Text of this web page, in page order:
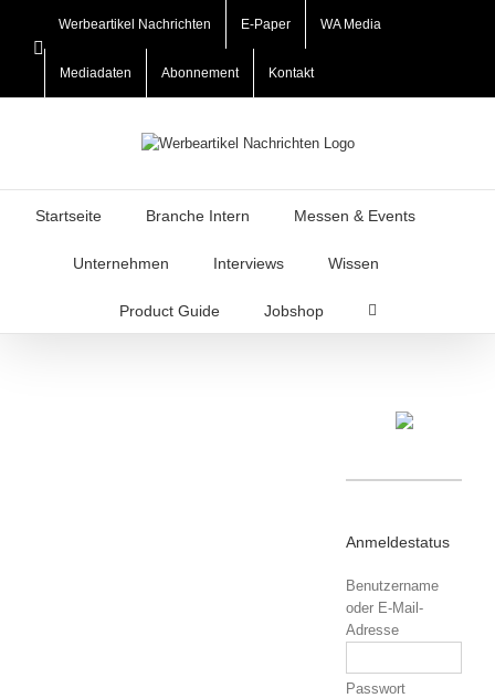
springenLinkedIn
Werbeartikel Nachrichten E-Paper WA Media
Mediadaten Abonnement Kontakt
Startseite Branche Intern Messen & Events
Unternehmen Interviews Wissen
Product Guide Jobshop
Anmeldestatus
Benutzername
oder E-Mail-
Adresse
Passwort